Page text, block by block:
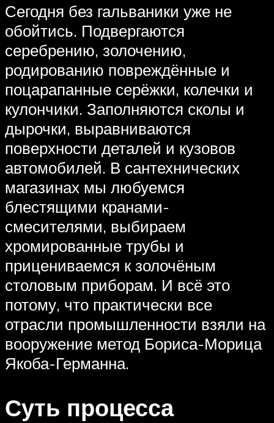
Сегодня без гальваники уже не
обойтись. Подвергаются
серебрению, золочению,
родированию повреждённые и
поцарапанные серёжки, колечки и
кулончики. Заполняются сколы и
дырочки, выравниваются
поверхности деталей и кузовов
автомобилей. В сантехнических
магазинах мы любуемся
блестящими кранами-
смесителями, выбираем
хромированные трубы и
прицениваемся к золочёным
столовым приборам. И всё это
потому, что практически все
отрасли промышленности взяли на
вооружение метод Бориса-Морица
Якоба-Германна.
Суть процесса